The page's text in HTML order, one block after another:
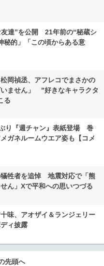
達”を公開 21年前の“秘蔵シ
秘的」「この頃からある意
岡禎丞、アフレコでまさかの
ません」 "好きなキャラクタ
る
り『週チャン』表紙登場 巻
ガネルームウエア姿も【コメ
牲者を追悼 地震対応で「熊
ん」Xで平和への思いつづる
味、アオザイ＆ランジェリー
ィ披露
先頭へ